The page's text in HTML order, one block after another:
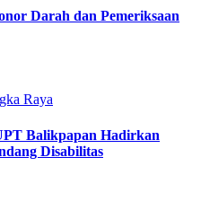
Darah dan Pemeriksaan
Raya
Balikpapan Hadirkan
Disabilitas